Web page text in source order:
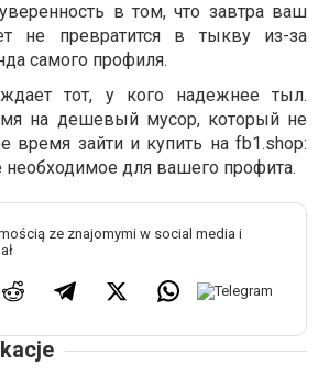
в том, что завтра ваш
не превратится в тыкву из-за
самого профиля.
тот, у кого надежнее тыл.
на дешевый мусор, который не
время зайти и купить на fb1.shop:
необходимое для вашего профита.
ze znajomymi w social media i